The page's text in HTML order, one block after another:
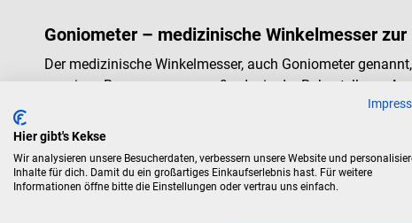
Goniometer – medizinische Winkelmesser
Der medizinische Winkelmesser, auch Goniometer
passiven Bewegungsausmaß oder in der Ruhestellung.
besteht aus zwei beweglichen Armen, zwischen denen
einfach und unkompliziert ermittelt werden – auch
Inklinometer und Skoliometer – medizinische
Zur Vermessung der Beweglichkeit und
Hier gibt's Kekse
Wir analysieren unsere Besucherdaten, verbessern unsere Website und
Inhalte für dich. Damit du ein großartiges Einkaufserlebnis hast. Für weitere
Informationen öffne bitte die Einstellungen oder vertrau uns einfach.